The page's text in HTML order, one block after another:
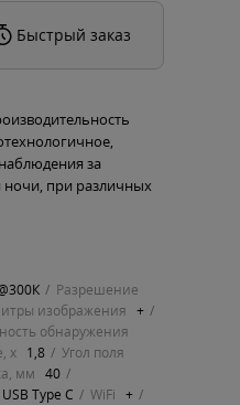
Быстрый заказ
за
при различных
Разрешение
изображения
+
обнаружения
х 1,8
Угол поля
мм
40
USB Type C WiFi
+